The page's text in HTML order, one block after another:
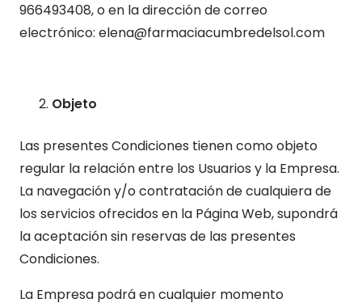
966493408, o en la dirección de correo
electrónico: elena@farmaciacumbredelsol.com
Objeto
Las presentes Condiciones tienen como objeto
regular la relación entre los Usuarios y la Empresa.
La navegación y/o contratación de cualquiera de
los servicios ofrecidos en la Página Web, supondrá
la aceptación sin reservas de las presentes
Condiciones.
La Empresa podrá en cualquier momento